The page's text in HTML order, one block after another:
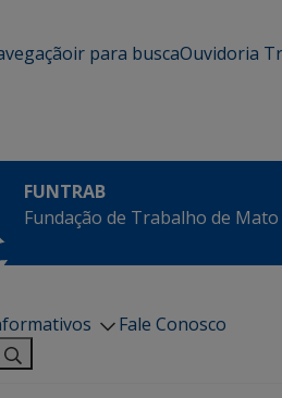
ir para buscaOuvidoria
FUNTRAB
Fundação de Trabalho de
Fale Conosco